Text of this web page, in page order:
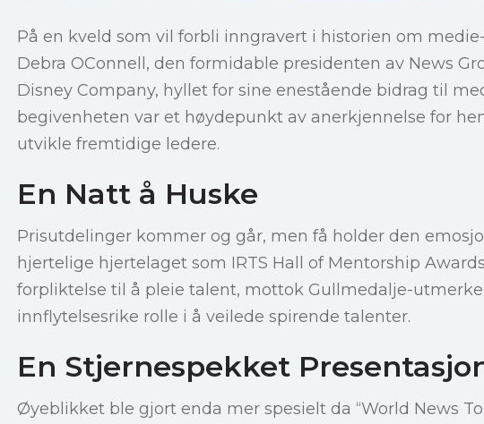
På en kveld som vil forbli inngravert i historien om
Debra OConnell, den formidable presidenten av News
Disney Company, hyllet for sine enestående bidrag til
begivenheten var et høydepunkt av anerkjennelse for
utvikle fremtidige ledere.
En Natt å Huske
Prisutdelinger kommer og går, men få holder den
hjertelige hjertelaget som IRTS Hall of Mentorship
forpliktelse til å pleie talent, mottok Gullmedalje-
innflytelsesrike rolle i å veilede spirende talenter.
En Stjernespekket
Øyeblikket ble gjort enda mer spesielt da “World News